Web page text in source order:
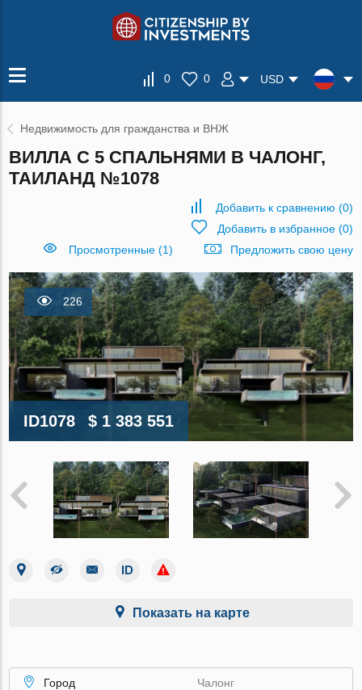
0 0 USD
Недвижимость для гражданства и ВНЖ
ВИЛЛА С 5 СПАЛЬНЯМИ В ЧАЛОНГ,
ТАИЛАНД №1078
Добавить к сравнению (0)
Добавить в избранное(0)
Просмотренные (1)
Предложить свою цену
226
ID1078 $ 1 383 551
Показать на карте
Город
Чалонг